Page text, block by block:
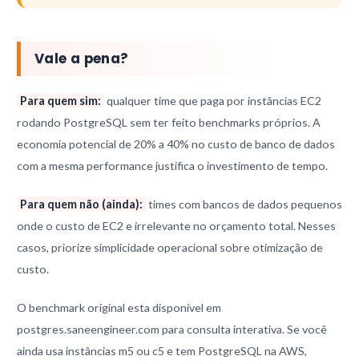
Vale a pena?
Para quem sim: qualquer time que paga por instâncias EC2
rodando PostgreSQL sem ter feito benchmarks próprios. A
economia potencial de 20% a 40% no custo de banco de dados
com a mesma performance justifica o investimento de tempo.
Para quem não (ainda): times com bancos de dados pequenos
onde o custo de EC2 e irrelevante no orçamento total. Nesses
casos, priorize simplicidade operacional sobre otimização de
custo.
O benchmark original esta disponível em
postgres.saneengineer.com para consulta interativa. Se você
ainda usa instâncias m5 ou c5 e tem PostgreSQL na AWS,